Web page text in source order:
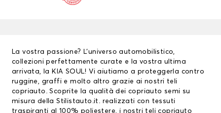
La vostra passione? L’universo automobilistico,
collezioni perfettamente curate e la vostra ultima
arrivata, la KIA SOUL! Vi aiutiamo a proteggerla contro
ruggine, graffi e molto altro grazie ai nostri teli
copriauto . Scoprite la qualità dei copriauto semi su
misura della Stilistauto.it. realizzati con tessuti
traspiranti al 100% poliestere, i nostri teli copriauto